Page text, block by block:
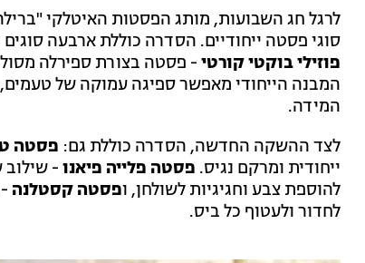
לרגל חג השבועות, מותג הפסטות האיטלקי
סוגי פסטה ייחודיים. הסדרה כוללת ארבעה
פוזילי בוקטי קורטי - פסטה בצורת ספירלה
המבנה הייחודי מאפשר ספיגה עמוקה של
המידה.
לצד ההשקה החדשה, הסדרה כוללת גם: פסטה
ייחודית ומרקם נגיס. פסטה פלייה פיאנו -
להוספת צבע וחגיגיות לשולחן, ופסטה קסטלנה
לחדור ולעטוף כל ביס.